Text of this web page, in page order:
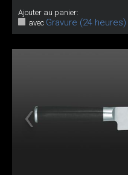
Ajouter au panier:
avec Gravure (24 heures)